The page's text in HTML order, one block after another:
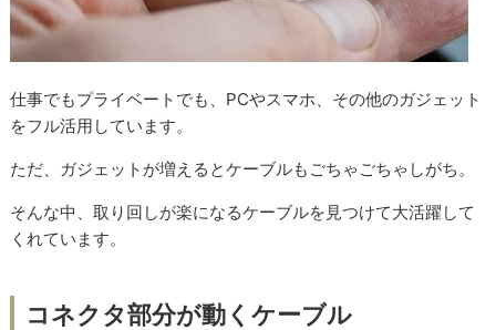
仕事でもプライベートでも、PCやスマホ、その他のガジェット
をフル活用しています。
ただ、ガジェットが増えるとケーブルもごちゃごちゃしがち。
そんな中、取り回しが楽になるケーブルを見つけて大活躍して
くれています。
コネクタ部分が動くケーブル